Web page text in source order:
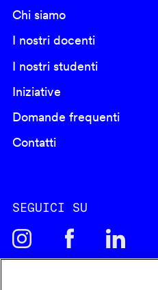
Chi siamo
I nostri docenti
I nostri studenti
Iniziative
Domande frequenti
Contatti
SEGUICI SU